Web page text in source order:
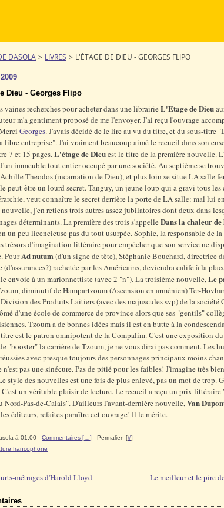
DASOLA > LIVRES > L'ÉTAGE DE DIEU - GEORGES FLIPO
Dieu - Georges Flipo
vaines recherches pour acheter dans une librairie L'Etage de Dieu
m'a gentiment proposé de me l'envoyer. J'ai reçu l'ouvrage
Georges. J'avais décidé de le lire au vu du titre, et du sous-titre
libre entreprise". J'ai vraiment beaucoup aimé le recueil dans son
7 et 15 pages.L'étage de Dieuest le titre de la première nouvelle.
immeuble tout entier occupé par une société. Au septième se
Theodos (incarnation de Dieu), et plus loin se situe LA salle
peut-être un lourd secret. Tanguy, un jeune loup qui a gravi tous les
veut connaître le secret derrière la porte de LA salle: mal lui
j'en retiens trois autres assez jubilatoires dont deux dans
déterminants. La première des trois s'appelle Dans la chaleur de
un peu licencieuse pas du tout usurpée. Sophie, la responsable de
trésors d'imagination littéraire pour empêcher que son service ne
PourAd nutum(d'un signe de tête), Stéphanie Bouchard, directrice
(d'assurances?) rachetée par les Américains, deviendra calife à la
envoie à un marionnettiste (avec 2 "n"). La troisième nouvelle,Le
diminutif de Hampartzoum (Ascension en arménien) Ter-
des Produits Laitiers (avec des majuscules svp) de la société
d'une école de commerce de province alors que ses "gentils"
Tzoum a de bonnes idées mais il est en butte à la
est le patron omnipotent de la Compalim. C'est une exposition
"booster" la carrière de Tzoum, je ne vous dirai pas comment. Les
avec presque toujours des personnages principaux moins
n'est pas une sinécure. Pas de pitié pour les faibles! J'imagine très
style des nouvelles est une fois de plus enlevé, pas un mot de trop.
C'est un véritable plaisir de lecture. Le recueil a reçu un prix littéraire
Nord-Pas-de-Calais". D'ailleurs l'avant-dernière nouvelle,Van
éditeurs, refaites paraître cet ouvrage! Il le mérite.
à 01:00 - Commentaires [ ] - Permalien [#]
francophone
métrages d'Harold Lloyd Le meilleur et le pire